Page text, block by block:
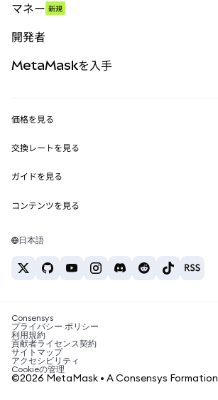
パーペチュアル
RWA
マネー 新規
開発者
MetaMask Connect
Snaps
Web3サービス
MetaMaskを入手
セキュリティ
サポート
キャリア
お問い合わせ
価格を見る
イーサリアムの価格
Solanaの価格
Tetherの価格
交換レートを見る
ETH→USD
USDT→INR
BTC→INR
ETH→USDT
ガイドを見る
ETHの購入
USDTの購入
SHIBの購入
BNBの購入
コンテンツを見る
Solanaウォレット
税制関連ニュース
暗号資産の購入方法は？
ビットコインを売るには？
日本語
Consensys
プライバシー ポリシー
利用規約
貢献者ライセンス契約
サイトマップ
アクセシビリティ
Cookieの管理
©2026 MetaMask • A Consensys Formation